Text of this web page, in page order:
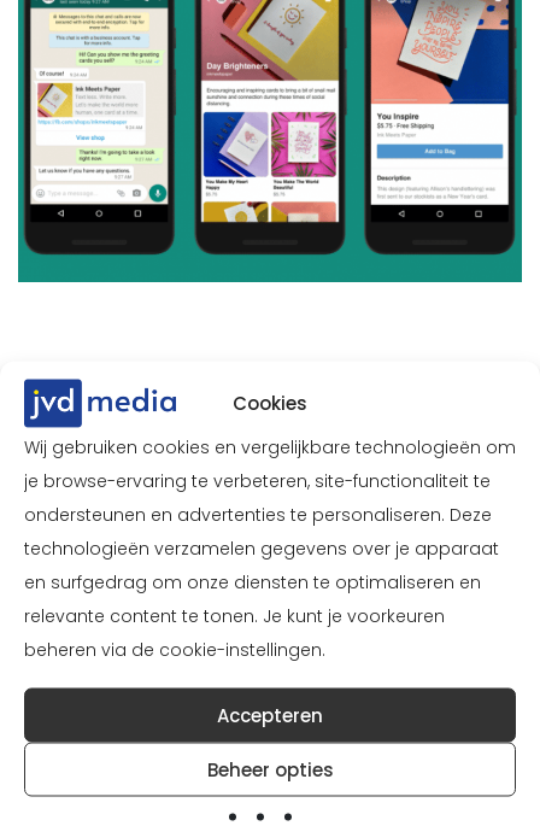
Cookies
Wij gebruiken cookies en vergelijkbare technologieën om
je browse-ervaring te verbeteren, site-functionaliteit te
ondersteunen en advertenties te personaliseren. Deze
technologieën verzamelen gegevens over je apparaat
en surfgedrag om onze diensten te optimaliseren en
relevante content te tonen. Je kunt je voorkeuren
beheren via de cookie-instellingen.
Accepteren
Beheer opties
Betalen via Facebook
en Instagram
Klinkt erg mooi, maar voor nu kan betalen via
Facebook en Instagram helaas alleen nog in
Amerika. De verwachting is wel dat dit op termijn
ook in Nederland beschikbaar wordt.
Betalen via je website